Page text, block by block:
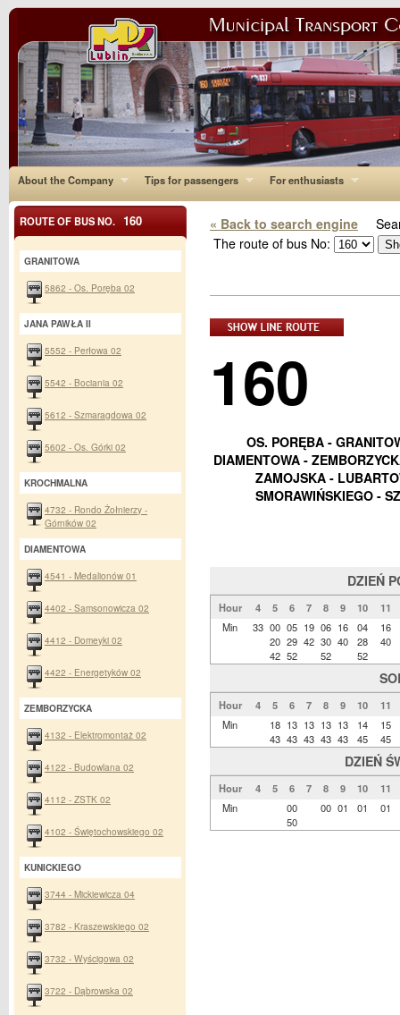
About the Company Tips for passengers For enthusiasts
« Back to search engine
The route of bus No:
160
OS. PORĘBA -
DIAMENTOWA -
ZAMOJSKA -
SMORAWIŃSKIEGO -
DZIEŃ
Hour 4 5 6 7 8 9 10
11
Min
33 00
20
42
05
29
52
19
42
06
30
52
16
40
04
28
52
16
40
Hour 4 5 6 7 8 9 10
11
Min
18
43
13
43
13
43
13
43
13
43
14
45
15
45
DZIEŃ
Hour 4 5 6 7 8 9 10
11
Min
00
50
00 01 01 01
ROUTE OF BUS NO. 160
GRANITOWA
5862 - Os. Poręba 02
JANA PAWŁA II
5552 - Perłowa 02
5542 - Bociania 02
5612 - Szmaragdowa 02
5602 - Os. Górki 02
KROCHMALNA
4732 - Rondo Żołnierzy -
Górników 02
DIAMENTOWA
4541 - Medalionów 01
4402 - Samsonowicza 02
4412 - Domeyki 02
4422 - Energetyków 02
ZEMBORZYCKA
4132 - Elektromontaż 02
4122 - Budowlana 02
4112 - ZSTK 02
4102 - Świętochowskiego 02
KUNICKIEGO
3744 - Mickiewicza 04
3782 - Kraszewskiego 02
3732 - Wyścigowa 02
3722 - Dąbrowska 02